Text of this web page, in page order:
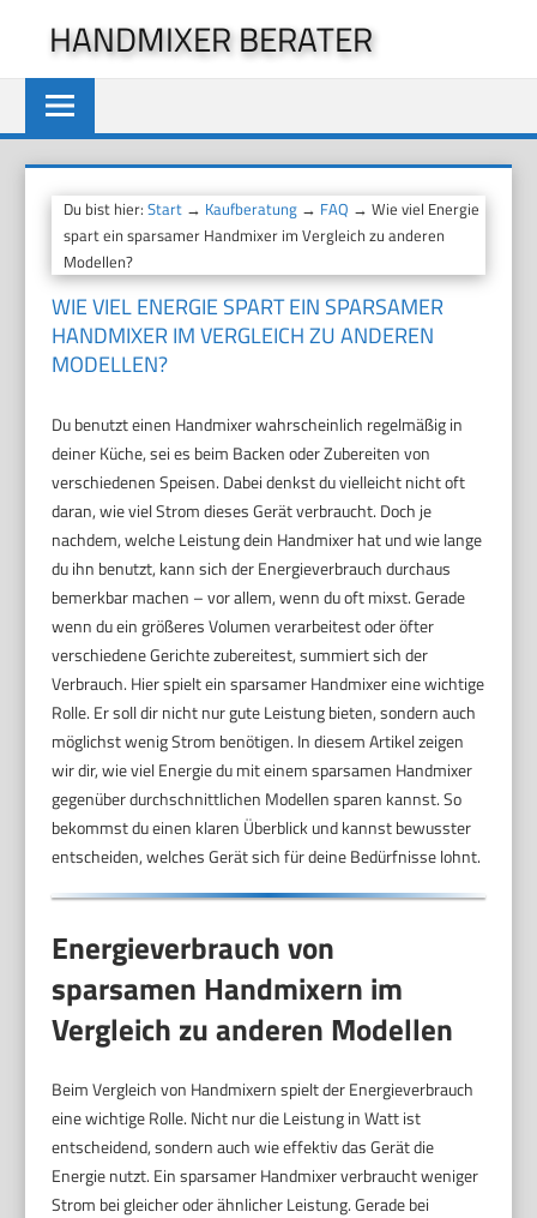
springen
HANDMIXER BERATER
Du bist hier:Start → Kaufberatung → FAQ → Wie viel Energie
spart ein sparsamer Handmixer im Vergleich zu anderen
Modellen?
WIE VIEL ENERGIE SPART EIN SPARSAMER
HANDMIXER IM VERGLEICH ZU ANDEREN
MODELLEN?
Du benutzt einen Handmixer wahrscheinlich regelmäßig in
deiner Küche, sei es beim Backen oder Zubereiten von
verschiedenen Speisen. Dabei denkst du vielleicht nicht oft
daran, wie viel Strom dieses Gerät verbraucht. Doch je
nachdem, welche Leistung dein Handmixer hat und wie lange
du ihn benutzt, kann sich der Energieverbrauch durchaus
bemerkbar machen – vor allem, wenn du oft mixst. Gerade
wenn du ein größeres Volumen verarbeitest oder öfter
verschiedene Gerichte zubereitest, summiert sich der
Verbrauch. Hier spielt ein sparsamer Handmixer eine wichtige
Rolle. Er soll dir nicht nur gute Leistung bieten, sondern auch
möglichst wenig Strom benötigen. In diesem Artikel zeigen
wir dir, wie viel Energie du mit einem sparsamen Handmixer
gegenüber durchschnittlichen Modellen sparen kannst. So
bekommst du einen klaren Überblick und kannst bewusster
entscheiden, welches Gerät sich für deine Bedürfnisse lohnt.
Energieverbrauch von
sparsamen Handmixern im
Vergleich zu anderen Modellen
Beim Vergleich von Handmixern spielt der Energieverbrauch
eine wichtige Rolle. Nicht nur die Leistung in Watt ist
entscheidend, sondern auch wie effektiv das Gerät die
Energie nutzt. Ein sparsamer Handmixer verbraucht weniger
Strom bei gleicher oder ähnlicher Leistung. Gerade bei